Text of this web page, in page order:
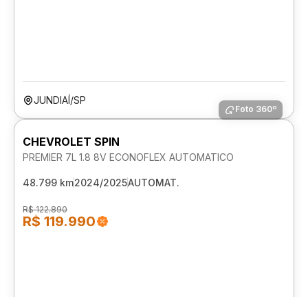
JUNDIAÍ/SP
Foto 360º
CHEVROLET SPIN
PREMIER 7L 1.8 8V ECONOFLEX AUTOMATICO
48.799 km2024/2025AUTOMAT.
R$ 122.890
R$ 119.990